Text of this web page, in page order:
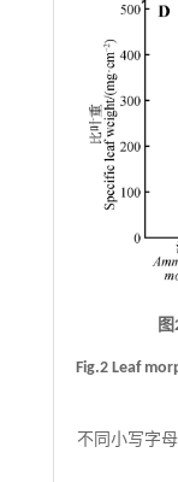
Fig.2 Leaf
不同小写字